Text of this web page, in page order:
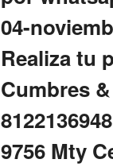
04-
Realiza tu
Cumbres
9756 Mty